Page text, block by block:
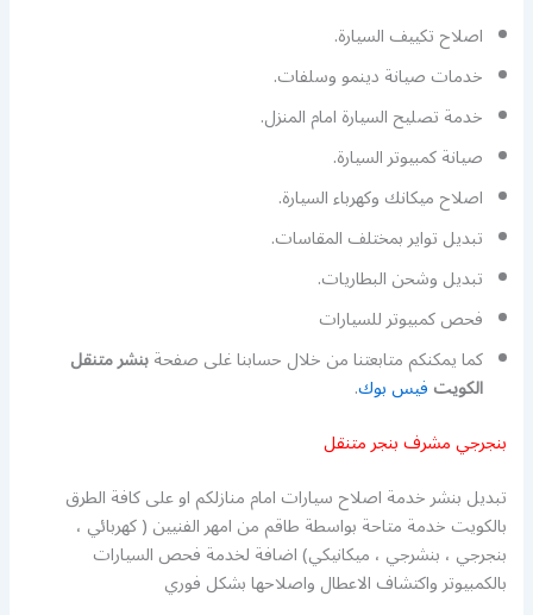
اصلاح تكييف السيارة.
خدمات صيانة دينمو وسلفات.
خدمة تصليح السيارة امام المنزل.
صيانة كمبيوتر السيارة.
اصلاح ميكانك وكهرباء السيارة.
تبديل تواير بمختلف المقاسات.
تبديل وشحن البطاريات.
فحص كمبيوتر للسيارات
كما يمكنكم متابعتنا من خلال حسابنا غلى صفحةبنشر متنقل
الكويتفيس بوك.
بنجرجي مشرف بنجر متنقل
تبديل بنشر خدمة اصلاح سيارات امام منازلكم او على كافة الطرق
بالكويت خدمة متاحة بواسطة طاقم من امهر الفنيين ( كهربائي ،
بنجرجي ، بنشرجي ، ميكانيكي) اضافة لخدمة فحص السيارات
بالكمبيوتر واكتشاف الاعطال واصلاحها بشكل فوري